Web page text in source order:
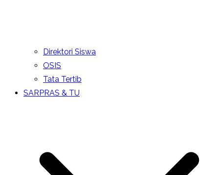
Direktori Siswa
OSIS
Tata Tertib
SARPRAS & TU